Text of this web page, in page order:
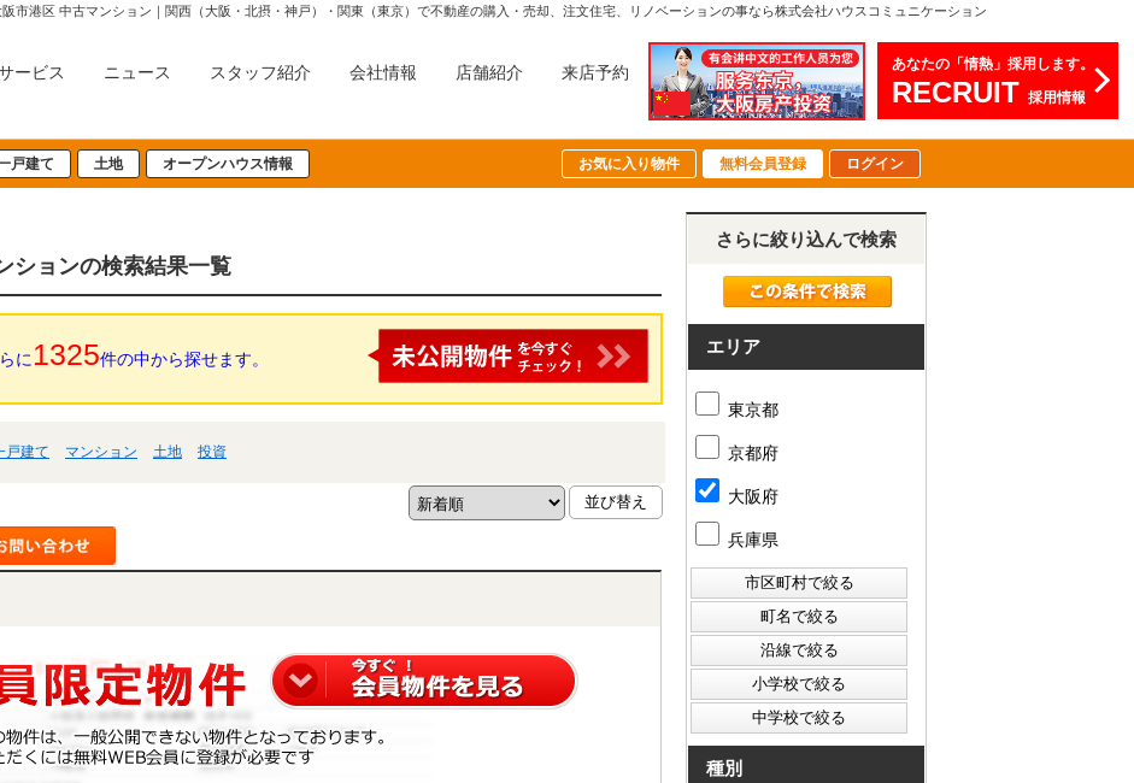
市港区 中古マンション｜関西（大阪・北摂・神戸）・関東（東京）で不動産の購入・売却、注文住宅、リノベーションの事なら株式会社ハウスコミュニケーション
ービス ニュース スタッフ紹介 会社情報 店舗紹介 来店予約 あなたの「情熱」採用します。
RECRUIT 採用情報
戸建て 土地 オープンハウス情報 お気に入り物件 無料会員登録 ログイン
ションの検索結果一覧
に 1325件の中から探せます。
戸建て マンション 土地 投資
さらに絞り込んで検索
エリア
東京都
京都府
大阪府
兵庫県
種別